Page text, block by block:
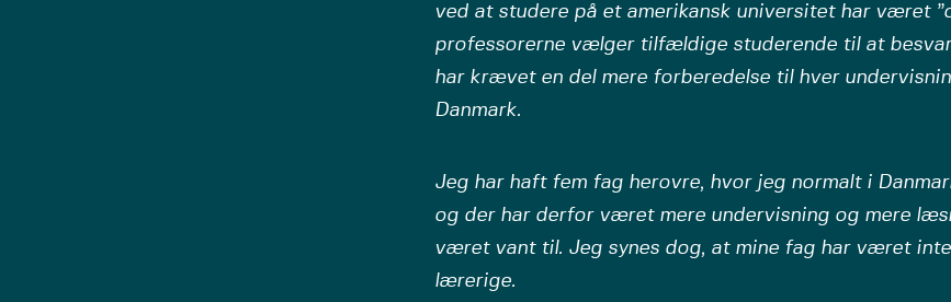
ved at studere på et amerikansk universitet har været
professorerne vælger tilfældige studerende til at
har krævet en del mere forberedelse til hver
Danmark.
Jeg har haft fem fag herovre, hvor jeg normalt i
og der har derfor været mere undervisning og mere
været vant til. Jeg synes dog, at mine fag har været
lærerige.